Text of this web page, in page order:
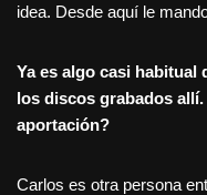
idea. Desde aquí le
Ya es algo casi habitual
los discos grabados
aportación?
Carlos es otra persona